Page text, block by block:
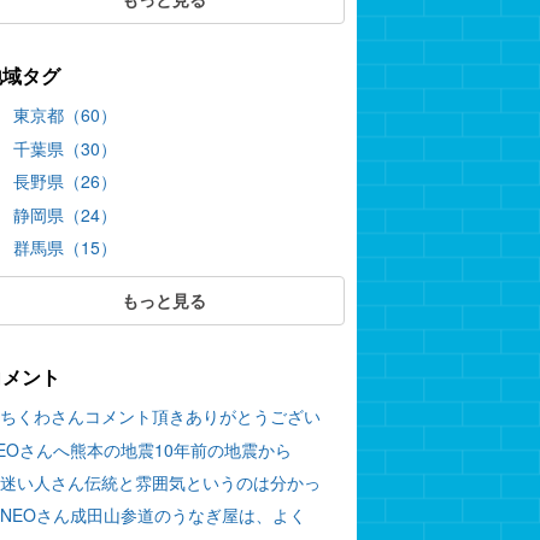
タグ
東京都（60）
千葉県（30）
長野県（26）
静岡県（24）
群馬県（15）
もっと見る
ント
くわさんコメント頂きありがとうござい
さんへ熊本の地震10年前の地震から
い人さん伝統と雰囲気というのは分かっ
さん成田山参道のうなぎ屋は、よく